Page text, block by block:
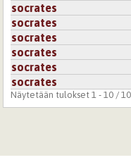
socrates
socrates
socrates
socrates
socrates
socrates
Näytetään tulokset 1 - 10 / 10